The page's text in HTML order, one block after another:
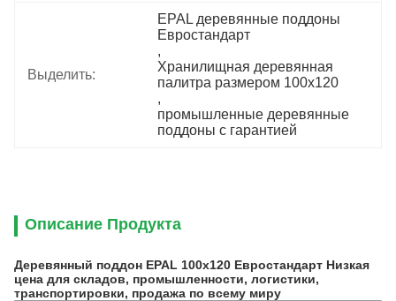
Выделить:
EPAL деревянные поддоны
Евростандарт
,
Хранилищная деревянная
палитра размером 100x120
,
промышленные деревянные
поддоны с гарантией
Описание Продукта
Деревянный поддон EPAL 100x120 Евростандарт Низкая
цена для складов, промышленности, логистики,
транспортировки, продажа по всему миру